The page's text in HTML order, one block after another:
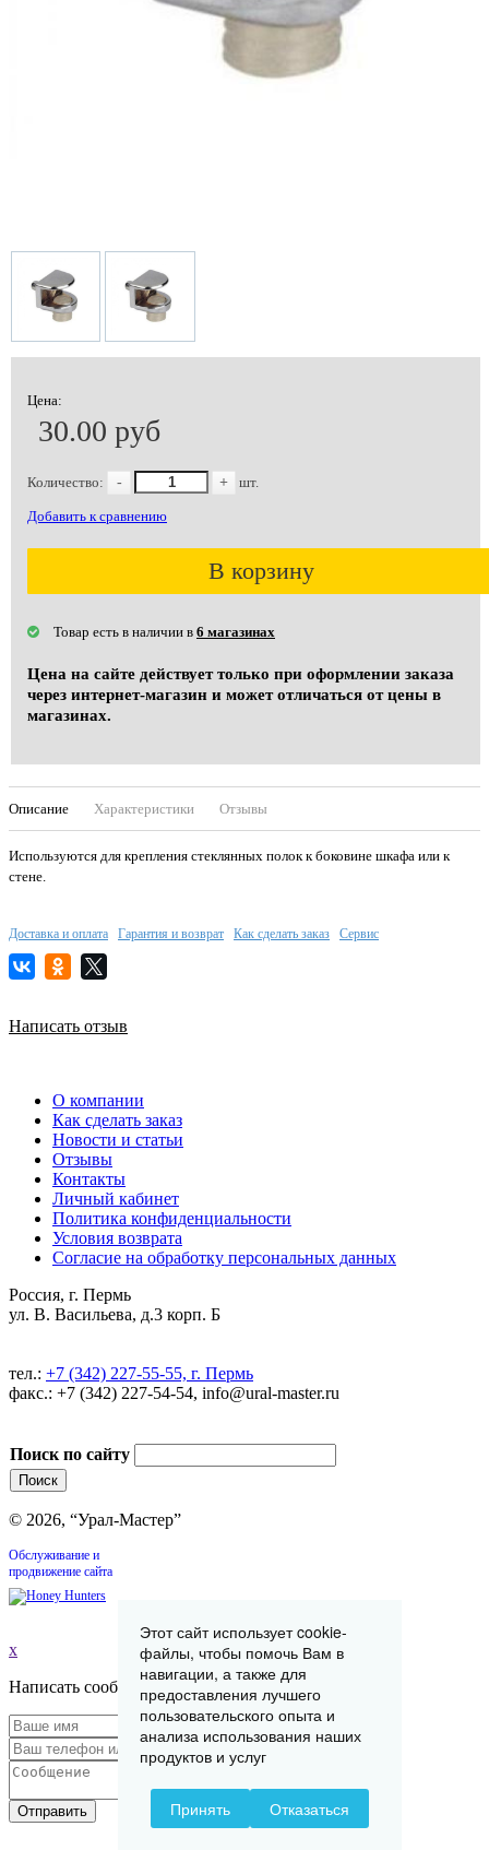
Цена:
30.00 руб
Количество: - + шт.
Добавить к сравнению
В корзину
Товар есть в наличии в 6 магазинах
Цена на сайте действует только при оформлении заказа
через интернет-магазин и может отличаться от цены в
магазинах.
Описание Характеристики Отзывы
Используются для крепления стеклянных полок к боковине шкафа или к
стене.
Доставка и оплата Гарантия и возврат Как сделать заказ Сервис
Написать отзыв
О компании
Как сделать заказ
Новости и статьи
Отзывы
Контакты
Личный кабинет
Политика конфиденциальности
Условия возврата
Согласие на обработку персональных данных
Россия, г. Пермь
ул. В. Васильева, д.3 корп. Б
тел.: +7 (342) 227-55-55, г. Пермь
факс.: +7 (342) 227-54-54, info@ural-master.ru
Поиск по сайту
© 2026, “Урал-Мастер”
Обслуживание и
продвижение сайта
x
Написать сообщение
Отправить
Этот сайт использует cookie-
файлы, чтобы помочь Вам в
навигации, а также для
предоставления лучшего
пользовательского опыта и
анализа использования наших
продуктов и услуг
Принять Отказаться